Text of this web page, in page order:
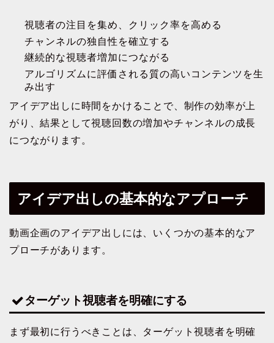
視聴者の注目を集め、クリック率を高める
チャンネルの独自性を確立する
継続的な視聴者増加につながる
アルゴリズムに評価される質の高いコンテンツを生
み出す
アイデア出しに時間をかけることで、制作の効率が上
がり、結果として視聴回数の増加やチャンネルの成長
につながります。
アイデア出しの基本的なアプローチ
動画企画のアイデア出しには、いくつかの基本的なア
プローチがあります。
ターゲット視聴者を明確にする
まず最初に行うべきことは、ターゲット視聴者を明確